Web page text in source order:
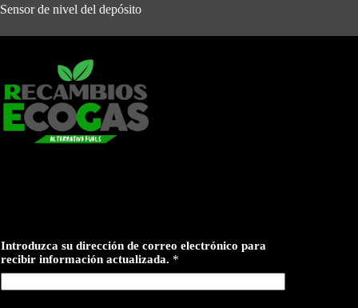
Sensor de nivel del depósito
e
c
i
b
Introduzca su dirección de correo electrónico para
recibir información actualizada. *